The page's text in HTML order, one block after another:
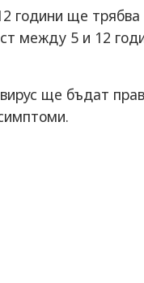
години ще
между 5 и 12
ще бъдат